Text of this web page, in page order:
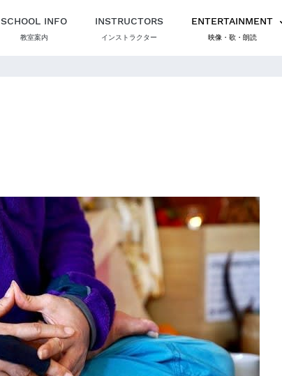
SCHOOL INFO
教室案内
INSTRUCTORS
インストラクター
ENTERTAINMENT
映像・歌・朗読